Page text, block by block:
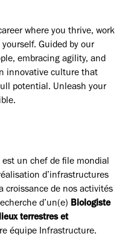
where you thrive, work
Guided by our
embracing agility, and
innovative culture that
potential. Unleash your
est un chef de file mondial
d’infrastructures
croissance de nos activités
d’un(e) Biologiste
terrestres et
équipe Infrastructure.